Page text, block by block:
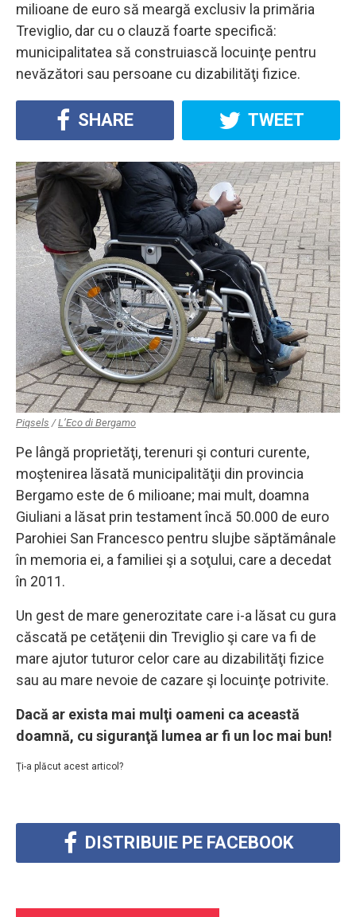
milioane de euro să meargă exclusiv la primăria
Treviglio, dar cu o clauză foarte specifică:
municipalitatea să construiască locuinţe pentru
nevăzători sau persoane cu dizabilităţi fizice.
SHARE TWEET
Piqsels /L’Eco di Bergamo
Pe lângă proprietăţi, terenuri şi conturi curente,
moştenirea lăsată municipalităţii din provincia
Bergamo este de 6 milioane; mai mult, doamna
Giuliani a lăsat prin testament încă 50.000 de euro
Parohiei San Francesco pentru slujbe săptămânale
în memoria ei, a familiei şi a soţului, care a decedat
în 2011.
Un gest de mare generozitate care i-a lăsat cu gura
căscată pe cetăţenii din Treviglio şi care va fi de
mare ajutor tuturor celor care au dizabilităţi fizice
sau au mare nevoie de cazare şi locuinţe potrivite.
Dacă ar exista mai mulţi oameni ca această
doamnă, cu siguranţă lumea ar fi un loc mai bun!
Ţi-a plăcut acest articol?
DISTRIBUIE PE FACEBOOK